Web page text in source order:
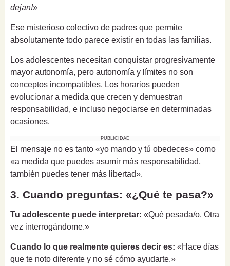
dejan!»
Ese misterioso colectivo de padres que permite
absolutamente todo parece existir en todas las familias.
Los adolescentes necesitan conquistar progresivamente
mayor autonomía, pero autonomía y límites no son
conceptos incompatibles. Los horarios pueden
evolucionar a medida que crecen y demuestran
responsabilidad, e incluso negociarse en determinadas
ocasiones.
PUBLICIDAD
El mensaje no es tanto «yo mando y tú obedeces» como
«a medida que puedes asumir más responsabilidad,
también puedes tener más libertad».
3. Cuando preguntas: «¿Qué te pasa?»
Tu adolescente puede interpretar: «Qué pesada/o. Otra
vez interrogándome.»
Cuando lo que realmente quieres decir es: «Hace días
que te noto diferente y no sé cómo ayudarte.»